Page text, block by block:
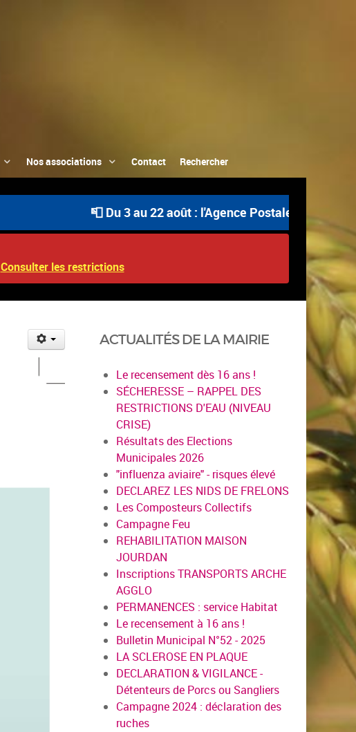
Nos associations Contact Rechercher
📮 Du 3 au 22 août : l'Agence Postale Communale
Consulter les restrictions
ACTUALITÉS DE LA MAIRIE
Le recensement dès 16 ans !
SÉCHERESSE – RAPPEL DES
RESTRICTIONS D'EAU (NIVEAU
CRISE)
Résultats des Elections
Municipales 2026
"influenza aviaire" - risques élevé
DECLAREZ LES NIDS DE FRELONS
Les Composteurs Collectifs
Campagne Feu
REHABILITATION MAISON
JOURDAN
Inscriptions TRANSPORTS ARCHE
AGGLO
PERMANENCES : service Habitat
Le recensement à 16 ans !
Bulletin Municipal N°52 - 2025
LA SCLEROSE EN PLAQUE
DECLARATION & VIGILANCE -
Détenteurs de Porcs ou Sangliers
Campagne 2024 : déclaration des
ruches